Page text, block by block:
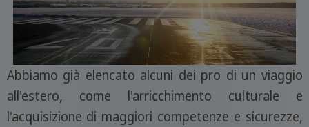
Abbiamo già elencato alcuni dei pro di un viaggio
all'estero, come l'arricchimento culturale e
l'acquisizione di maggiori competenze e sicurezze,